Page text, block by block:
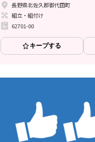
長野県北佐久郡御代田町
組立・組付け
62701-00
キープする